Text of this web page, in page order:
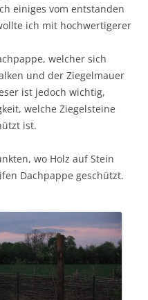
einiges vom entstanden
ich mit hochwertigerer
welcher sich
und der Ziegelmauer
ist jedoch wichtig,
welche Ziegelsteine
ist.
wo Holz auf Stein
Dachpappe geschützt.